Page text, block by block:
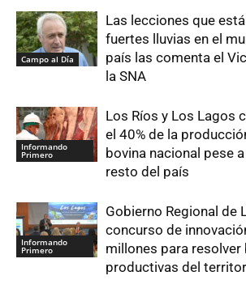
Campo al Día
Las lecciones que
fuertes lluvias en el
país las comenta el
la SNA
Informando
Primero
Los Ríos y Los Lagos
el 40% de la
bovina nacional pese
resto del país
Informando
Primero
Gobierno Regional de
concurso de
millones para resolver
productivas del